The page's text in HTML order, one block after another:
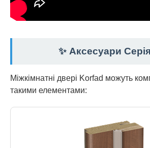
✨ Аксесуари
Міжкімнатні двері Korfad можуть
такими елементами: